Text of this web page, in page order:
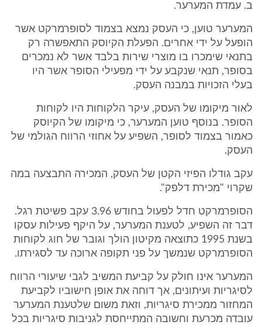
ב. עמדת המערער.
המערער טוען, כי העסק נמצא בצמוד לסופרמרקט אשר
הופעל על ידי אחרים. הפעלת הקיוסק התאפשרה רק
בתנאי שימכרו בו מוצרי שירות בלבד אשר לא נמכרים
בסופר, תנאי שנקבע על ידי מפעילי הסופר אשר היו
בעלי הזכויות במבנה העסק.
לאור מיקומו של העסק, עיקר הלקוחות היו לקוחות
הסופר. בנוסף טוען המערער, כי מיקומו של הקיוסק
כאמור בצמוד לסופר, השפיע על אחוזי הרווח הגולמי של
העסק.
עקב גודלו הפיזי הקטן של העסק, המכירה התבצעה במה
שקרוי "מכירת דלפק".
הסופרמרקט חדל לפעול בחודש 3.96 עקב פשיטת רגל.
דבר זה השפיע, לטענת המערער, על היקף פעילות עסקו
בשנת 1995 כתוצאה מקיטון הולך וגובר של חוג לקוחות
הסופרמרקט שנמשך על פני תקופה ארוכה עד לסגירתו.
המערער אינו חולק על קביעת המשיב לגבי שיעורי הרווח
לסיגריות ועיתונים, אך דוחה את אופן חישוביו לקביעת
המחזור ממכירת סיגריות, וזאת משום שלטענת המערער
עובדה מכרעת וחשובה המתייחסת לגניבות סיגריות בכל